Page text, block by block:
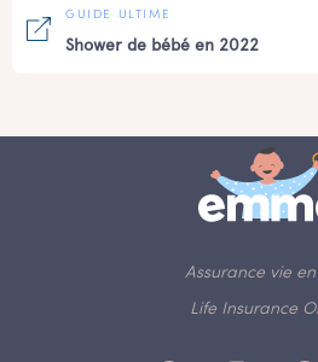
GUIDE ULTIME
Shower de bébé en 2022
Assurance vie
Life Insurance